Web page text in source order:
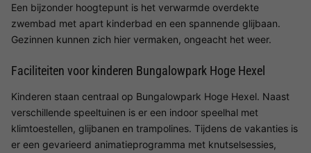
Een bijzonder hoogtepunt is het verwarmde overdekte
zwembad met apart kinderbad en een spannende glijbaan.
Gezinnen kunnen zich hier vermaken, ongeacht het weer.
Faciliteiten voor kinderen Bungalowpark Hoge Hexel
Kinderen staan centraal op Bungalowpark Hoge Hexel. Naast
verschillende speeltuinen is er een indoor speelhal met
klimtoestellen, glijbanen en trampolines. Tijdens de vakanties is
er een gevarieerd animatieprogramma met knutselsessies,